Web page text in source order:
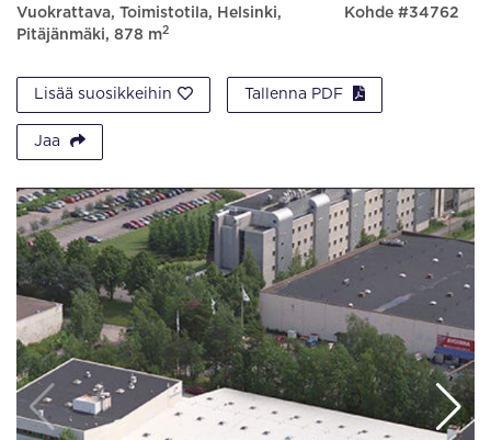
Vuokrattava, Toimistotila, Helsinki,
Pitäjänmäki, 878 m2
Kohde #34762
Lisää suosikkeihin Tallenna PDF
Jaa